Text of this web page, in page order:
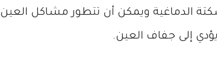
الدماغية ويمكن أن تتطور مشاكل العين
إلى جفاف العين.